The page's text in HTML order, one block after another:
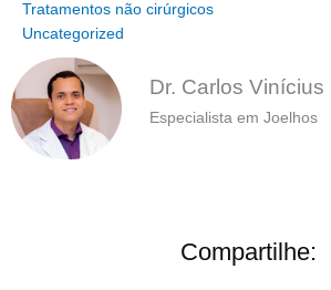
Tratamentos não cirúrgicos
Uncategorized
Dr. Carlos Vinícius
Especialista em Joelhos
Compartilhe: